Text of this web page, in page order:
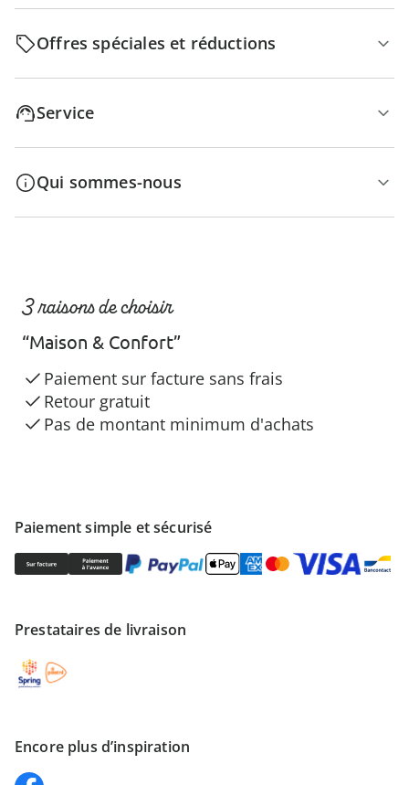
Offres spéciales et réductions
Service
Qui sommes-nous
Paiement simple et sécurisé
Prestataires de livraison
Encore plus d’inspiration
3 raisons de choisir
“Maison & Confort”
Paiement sur facture sans frais
Retour gratuit
Pas de montant minimum d'achats